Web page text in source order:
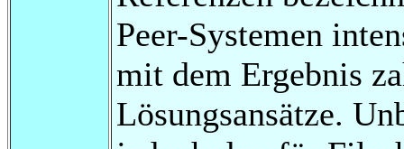
Peer-Systemen
mit dem Ergebnis
Lösungsansätze.